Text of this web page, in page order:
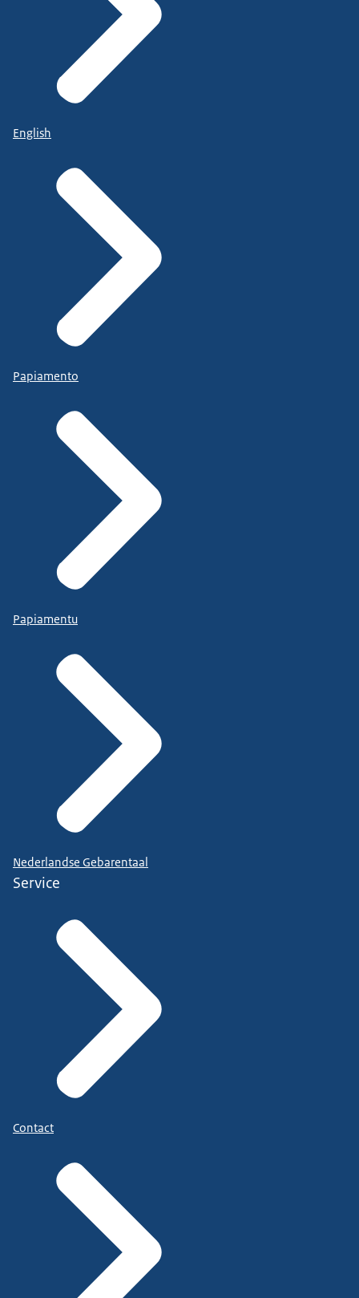
English
Papiamento
Papiamentu
Nederlandse Gebarentaal
Service
Contact